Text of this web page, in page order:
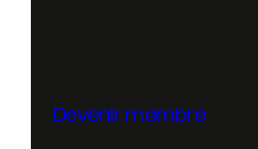
Devenir membre